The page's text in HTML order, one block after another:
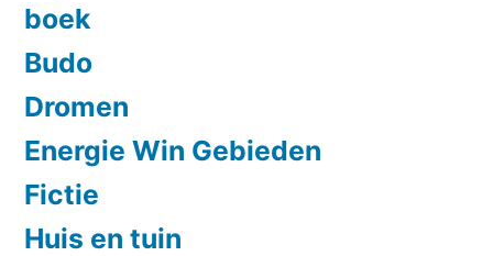
boek
Budo
Dromen
Energie Win Gebieden
Fictie
Huis en tuin